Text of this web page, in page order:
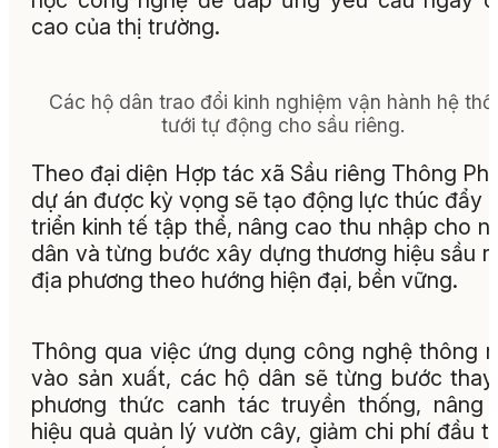
cao của thị trường.
Các hộ dân trao đổi kinh nghiệm vận hành hệ
tưới tự động cho sầu riêng.
Theo đại diện Hợp tác xã Sầu riêng Thông
dự án được kỳ vọng sẽ tạo động lực thúc đẩy
triển kinh tế tập thể, nâng cao thu nhập cho
dân và từng bước xây dựng thương hiệu sầu
địa phương theo hướng hiện đại, bền vững.
Thông qua việc ứng dụng công nghệ thông
vào sản xuất, các hộ dân sẽ từng bước
phương thức canh tác truyền thống, nâng
hiệu quả quản lý vườn cây, giảm chi phí đầu